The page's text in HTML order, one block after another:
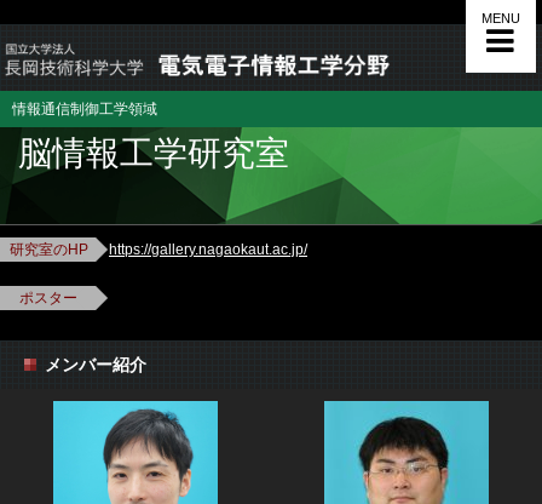
MENU
情報通信制御工学領域
脳情報工学研究室
研究室のHP https://gallery.nagaokaut.ac.jp/
ポスター
メンバー紹介